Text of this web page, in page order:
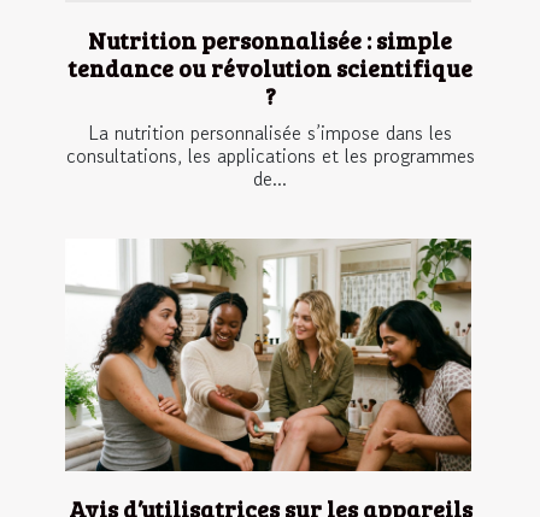
Nutrition personnalisée : simple
tendance ou révolution scientifique
?
La nutrition personnalisée s’impose dans les
consultations, les applications et les programmes
de...
Avis d’utilisatrices sur les appareils